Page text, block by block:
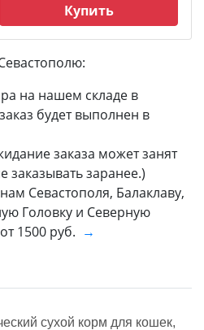
Купить
на нашем складе в
будет выполнен в
заказа может занят
заказывать заранее.)
Севастополя, Балаклаву,
Головку и Северную
1500 руб. →
сухой корм для кошек,